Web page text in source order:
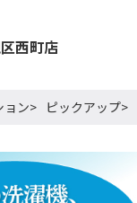
西町店
ョン ピックアップ